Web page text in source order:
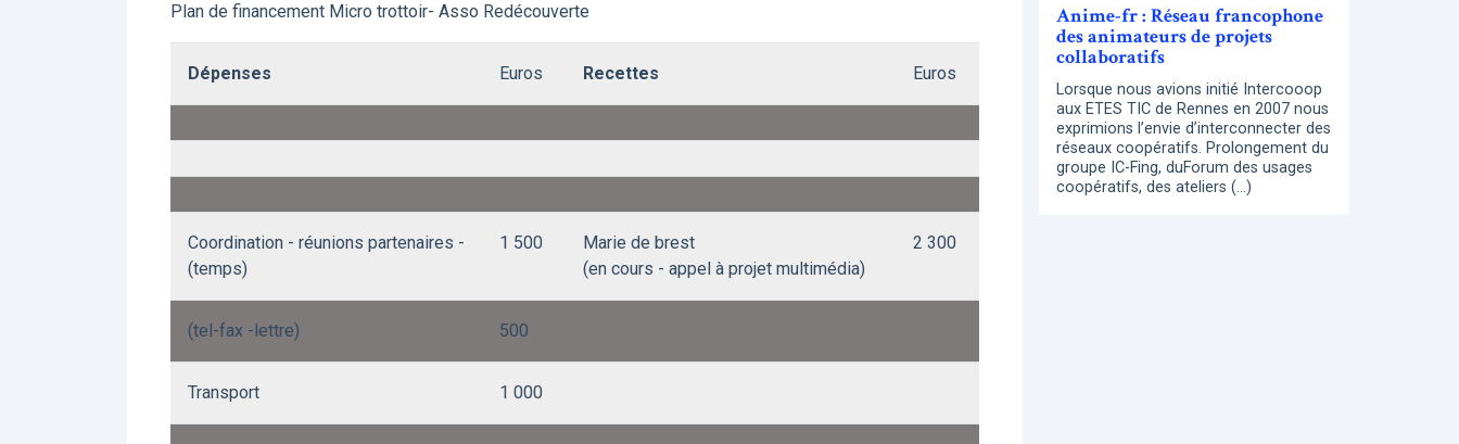
Plan de financement Micro trottoir- Asso Redécouverte
Dépenses Euros Recettes Euros
Coordination - réunions partenaires -
(temps)
1 500
Marie de brest
(en cours - appel à projet multimédia)
2 300
(tel-fax -lettre) 500
Transport 1 000
Anime-fr : Réseau francophone
des animateurs de projets
collaboratifs
Lorsque nous avions initié Intercooop
aux ETES TIC de Rennes en 2007 nous
exprimions l’envie d’interconnecter des
réseaux coopératifs. Prolongement du
groupe IC-Fing, duForum des usages
coopératifs, des ateliers (…)